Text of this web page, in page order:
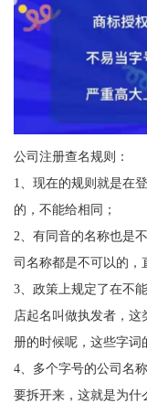
公司注册查名规则：
1、现在的规则就是在
的，不能给相同；
2、有同音的名称也是
司名称都是不可以的，
3、政策上规定了在不
店起名叫做执发者，
册的时候呢，这些字词
4、多个字号的公司名
要拆开来，这就是为什